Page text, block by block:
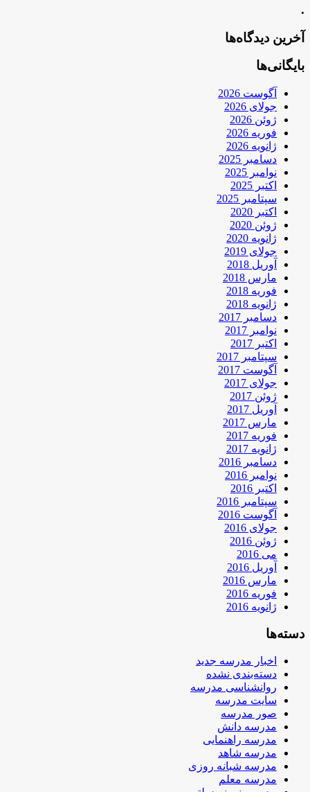
.
آخرین دیدگاه‌ها
بایگانی‌ها
آگوست 2026
جولای 2026
ژوئن 2026
فوریه 2026
ژانویه 2026
دسامبر 2025
نوامبر 2025
اکتبر 2025
سپتامبر 2025
اکتبر 2020
ژوئن 2020
ژانویه 2020
جولای 2019
آوریل 2018
مارس 2018
فوریه 2018
ژانویه 2018
دسامبر 2017
نوامبر 2017
اکتبر 2017
سپتامبر 2017
آگوست 2017
جولای 2017
ژوئن 2017
آوریل 2017
مارس 2017
فوریه 2017
ژانویه 2017
دسامبر 2016
نوامبر 2016
اکتبر 2016
سپتامبر 2016
آگوست 2016
جولای 2016
ژوئن 2016
می 2016
آوریل 2016
مارس 2016
فوریه 2016
ژانویه 2016
دسته‌ها
اخبار مدرسه جدید
دسته‌بندی نشده
روانشناسی مدرسه
سایت مدرسه
صور مدرسه
مدرسه دانش
مدرسه راهنمایی
مدرسه شاهد
مدرسه شبانه روزی
مدرسه معلم